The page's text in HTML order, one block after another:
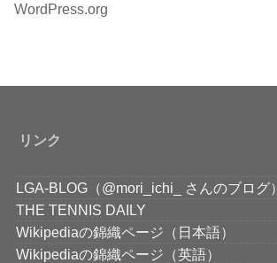
WordPress.org
リンク
LGA-BLOG（@mori_ichi_ さんのブログ）
THE TENNIS DAILY
Wikipediaの錦織ページ（日本語）
Wikipediaの錦織ページ（英語）